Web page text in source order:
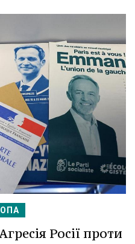
Росії проти